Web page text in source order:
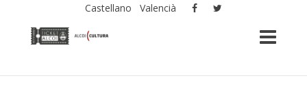
Castellano Valencià